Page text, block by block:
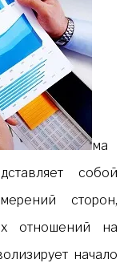
ма
собой
сторон,
отношений на
начало